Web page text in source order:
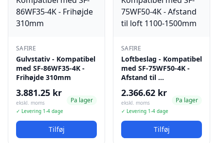
SAFIRE
Gulvstativ - Kompatibel
med SF-86WF35-4K -
Frihøjde 310mm
3.881.25 kr
ekskl. moms
✓ Levering 1-4 dage
Pa lager
Tilføj
SAFIRE
Loftbeslag - Kompatibel
med SF-75WF50-4K -
Afstand til …
2.366.62 kr
ekskl. moms
✓ Levering 1-4 dage
Pa lager
Tilføj